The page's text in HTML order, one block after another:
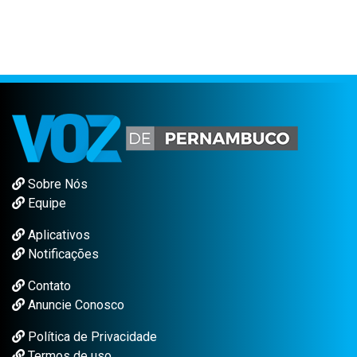
Sobre Nós
Equipe
Aplicativos
Notificações
Contato
Anuncie Conosco
Política de Privacidade